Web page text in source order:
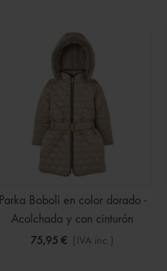
Parka Boboli en color dorado -
Acolchada y con cinturón
75,95 € (IVA inc.)